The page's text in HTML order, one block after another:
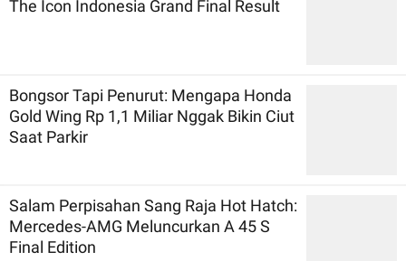
The Icon Indonesia Grand Final Result
Bongsor Tapi Penurut: Mengapa Honda
Gold Wing Rp 1,1 Miliar Nggak Bikin Ciut
Saat Parkir
Salam Perpisahan Sang Raja Hot Hatch:
Mercedes-AMG Meluncurkan A 45 S
Final Edition